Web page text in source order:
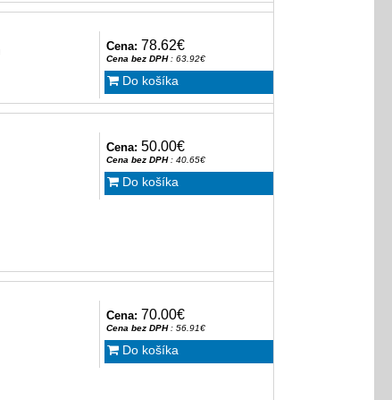
Cena: 78.62€
Cena bez DPH: 63.92€
Do košíka
Cena: 50.00€
Cena bez DPH: 40.65€
Do košíka
Cena: 70.00€
Cena bez DPH: 56.91€
Do košíka